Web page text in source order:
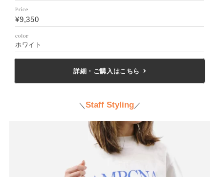
¥9,350
ホワイト
詳細・ご購入はこちら
＼ Staff Styling／